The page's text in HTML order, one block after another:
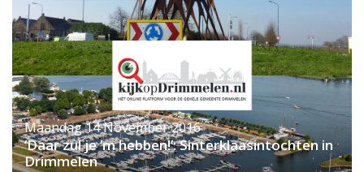
Maandag 14 November 2016
‘Daar zul je ‘m hebben!’: Sinterklaasintochten in
Drimmelen